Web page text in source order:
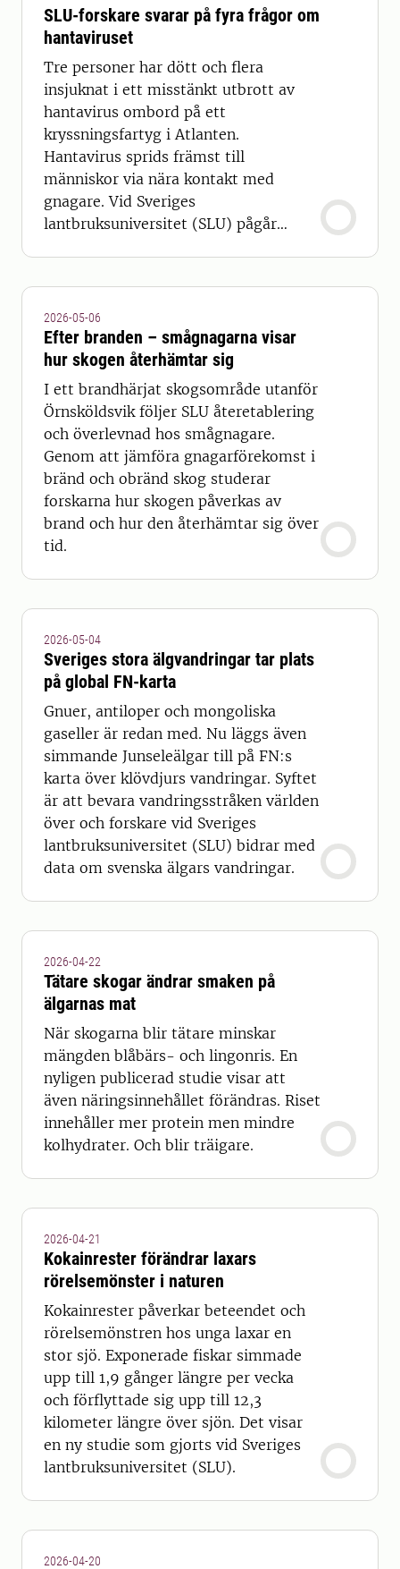
SLU-forskare svarar på fyra frågor om
hantaviruset
Tre personer har dött och flera
insjuknat i ett misstänkt utbrott av
hantavirus ombord på ett
kryssningsfartyg i Atlanten.
Hantavirus sprids främst till
människor via nära kontakt med
gnagare. Vid Sveriges
lantbruksuniversitet (SLU) pågår
2026-05-06
Efter branden – smågnagarna visar
hur skogen återhämtar sig
I ett brandhärjat skogsområde utanför
Örnsköldsvik följer SLU återetablering
och överlevnad hos smågnagare.
Genom att jämföra gnagarförekomst i
bränd och obränd skog studerar
forskarna hur skogen påverkas av
brand och hur den återhämtar sig över
tid.
2026-05-04
Sveriges stora älgvandringar tar plats
på global FN-karta
Gnuer, antiloper och mongoliska
gaseller är redan med. Nu läggs även
simmande Junseleälgar till på FN:s
karta över klövdjurs vandringar. Syftet
är att bevara vandringsstråken världen
över och forskare vid Sveriges
lantbruksuniversitet (SLU) bidrar med
data om svenska älgars vandringar.
2026-04-22
Tätare skogar ändrar smaken på
älgarnas mat
När skogarna blir tätare minskar
mängden blåbärs- och lingonris. En
nyligen publicerad studie visar att
även näringsinnehållet förändras. Riset
innehåller mer protein men mindre
kolhydrater. Och blir träigare.
2026-04-21
Kokainrester förändrar laxars
rörelsemönster i naturen
Kokainrester påverkar beteendet och
rörelsemönstren hos unga laxar en
stor sjö. Exponerade fiskar simmade
upp till 1,9 gånger längre per vecka
och förflyttade sig upp till 12,3
kilometer längre över sjön. Det visar
en ny studie som gjorts vid Sveriges
lantbruksuniversitet (SLU).
2026-04-20